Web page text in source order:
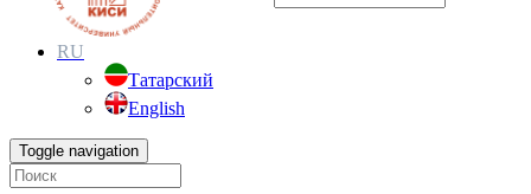
RU
Татарский
English
Toggle navigation